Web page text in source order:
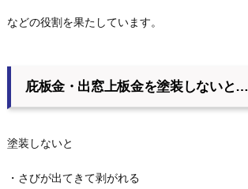
などの役割を果たしています。
庇板金・出窓上板金を塗装しないと…
塗装しないと
・さびが出てきて剥がれる